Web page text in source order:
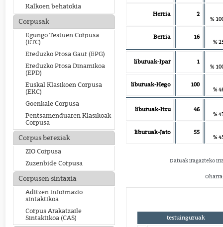
Kalkoen behatokia
Corpusak
Egungo Testuen Corpusa
(ETC)
Ereduzko Prosa Gaur (EPG)
Ereduzko Prosa Dinamikoa
(EPD)
Euskal Klasikoen Corpusa
(EKC)
Goenkale Corpusa
Pentsamenduaren Klasikoak
Corpusa
Corpus bereziak
ZIO Corpusa
Zuzenbide Corpusa
Corpusen sintaxia
Aditzen informazio
sintaktikoa
Corpus Arakatzaile
Sintaktikoa (CAS)
Herria 2
%
Berria 16
%
liburuak-Ipar 1
%
liburuak-Hego 100
%
liburuak-Itzu 46
%
liburuak-Jato 55
%
Datuak iragazteko
testuinguruak